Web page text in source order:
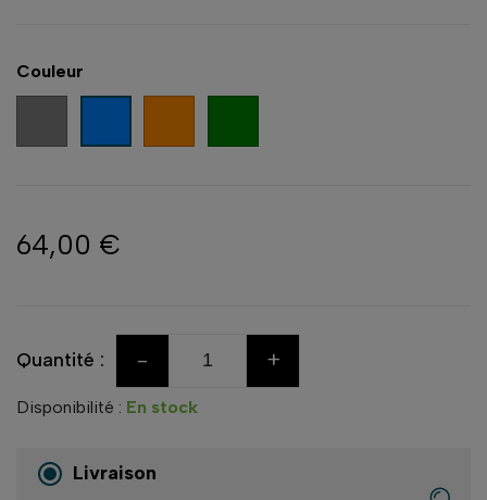
Couleur
64,00 €
Quantité : - +
Disponibilité : En stock
Livraison